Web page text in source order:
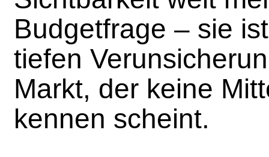
Budgetfrage – sie
tiefen
Markt, der keine
kennen scheint.